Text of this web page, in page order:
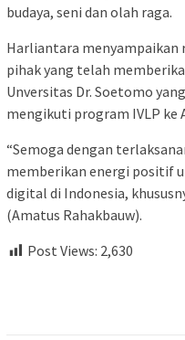
budaya, seni dan olah raga.
Harliantara menyampaikan
pihak yang telah
Unversitas Dr. Soetomo
mengikuti program IVLP ke
“Semoga dengan
memberikan energi positif
digital di Indonesia,
(Amatus Rahakbauw).
Post Views: 2,630